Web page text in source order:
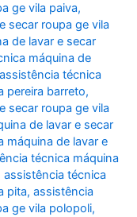
ge vila paiva,
secar roupa ge vila
de lavar e secar
máquina de
assistência técnica
pereira barreto,
secar roupa ge vila
de lavar e secar
máquina de lavar e
técnica máquina
assistência técnica
pita,assistência
ge vila polopoli,